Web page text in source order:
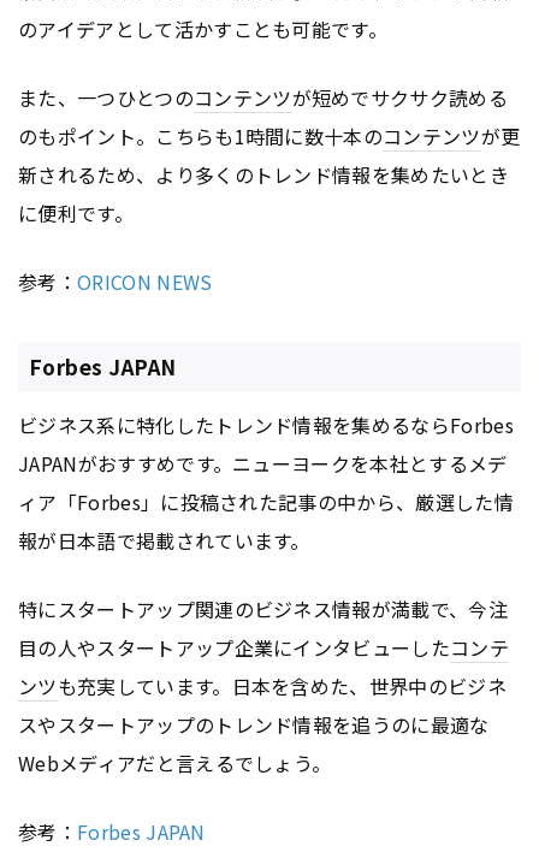
のアイデアとして活かすことも可能です。
また、一つひとつのコンテンツが短めでサクサク読める
のもポイント。こちらも1時間に数十本のコンテンツが更
新されるため、より多くのトレンド情報を集めたいとき
に便利です。
参考： ORICON NEWS
Forbes JAPAN
ビジネス系に特化したトレンド情報を集めるならForbes
JAPANがおすすめです。ニューヨークを本社とするメデ
ィア「Forbes」に投稿された記事の中から、厳選した情
報が日本語で掲載されています。
特にスタートアップ関連のビジネス情報が満載で、今注
目の人やスタートアップ企業にインタビューしたコンテ
ンツも充実しています。日本を含めた、世界中のビジネ
スやスタートアップのトレンド情報を追うのに最適な
Webメディアだと言えるでしょう。
参考： Forbes JAPAN